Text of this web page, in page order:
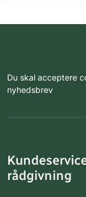
Du skal acceptere
nyhedsbrev
rådgivning